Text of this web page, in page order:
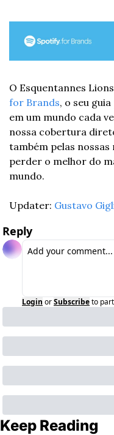
O Esquentannes
for Brands, o seu
em um mundo cada
nossa cobertura
também pelas nossas
perder o melhor do
mundo.
Updater: Gustavo
Reply
Login orSubscribeto
Keep Reading